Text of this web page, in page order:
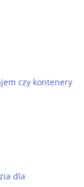
czy kontenery
dla